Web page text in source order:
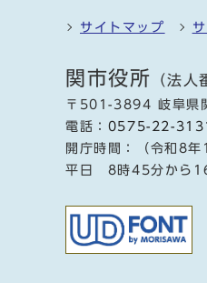
サイトマップ
関市役所 （法
〒501-3894 岐阜県
電話： 0575-22-
開庁時間：（令和8
平日 8時45分から